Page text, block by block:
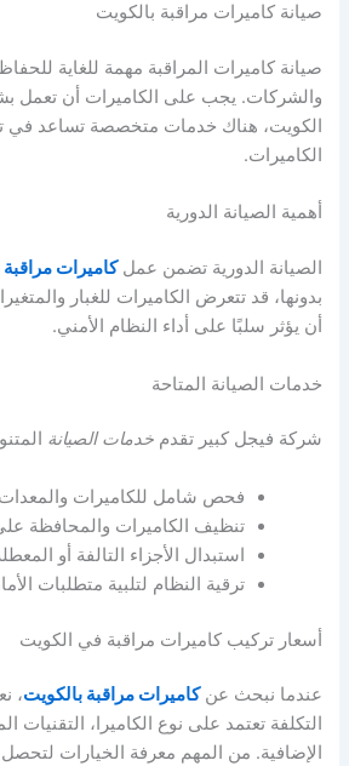
صيانة كاميرات مراقبة بالكويت
صيانة كاميرات المراقبة مهمة للغاية
والشركات. يجب على الكاميرات أن تعمل
الكويت، هناك خدمات متخصصة تساعد في
الكاميرات.
أهمية الصيانة الدورية
الصيانة الدورية تضمن عملكاميرات
بدونها، قد تتعرض الكاميرات للغبار
أن يؤثر سلبًا على أداء النظام الأمني.
خدمات الصيانة المتاحة
شركة فيجل كبير تقدمخدمات الصيانة
فحص شامل للكاميرات
تنظيف الكاميرات والمحافظة
استبدال الأجزاء التالفة أو
ترقية النظام لتلبية متطلبات
أسعار تركيب كاميرات مراقبة في الكويت
عندما نبحث عنكاميرات مراقبة بالكويت،
التكلفة تعتمد على نوع الكاميرا، التقنيات
الإضافية. من المهم معرفة الخيارات